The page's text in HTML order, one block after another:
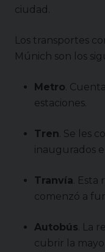
ciudad.
Los transportes
Múnich son los
Metro.
estaciones.
Tren. Se les
inaugurados
Tranvía. Esta
comenzó a
Autobús. La
cubrir la